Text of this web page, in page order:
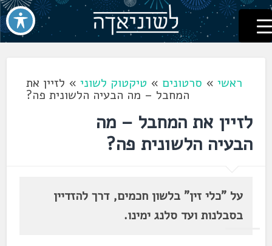
דלג
לתוכן
לשוניאדה
עברית. לשון. שפה
ראשי» סרטונים » טיקטוק לשוני» לזיין את
המחבל – מה הבעיה הלשונית פה?
לזיין את המחבל – מה
הבעיה הלשונית פה?
על "כלי זין" בלשון חכמים, דרך להזדיין
בסבלנות ועד סלנג ימינו.